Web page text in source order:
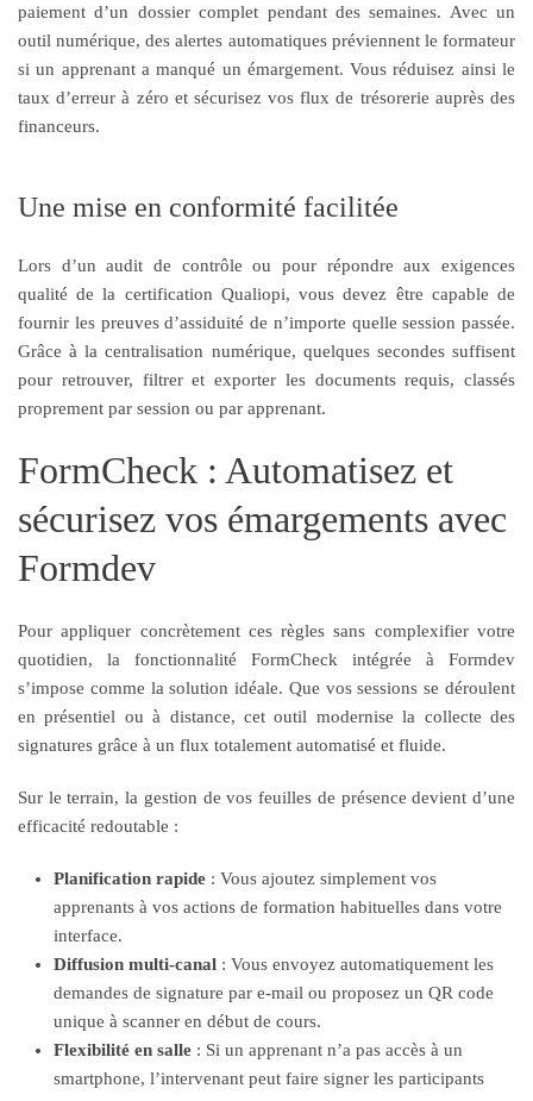
paiement d’un dossier complet pendant des semaines. Avec un
outil numérique, des alertes automatiques préviennent le formateur
si un apprenant a manqué un émargement. Vous réduisez ainsi le
taux d’erreur à zéro et sécurisez vos flux de trésorerie auprès des
financeurs.
Une mise en conformité facilitée
Lors d’un audit de contrôle ou pour répondre aux exigences
qualité de la certification Qualiopi, vous devez être capable de
fournir les preuves d’assiduité de n’importe quelle session passée.
Grâce à la centralisation numérique, quelques secondes suffisent
pour retrouver, filtrer et exporter les documents requis, classés
proprement par session ou par apprenant.
FormCheck : Automatisez et
sécurisez vos émargements avec
Formdev
Pour appliquer concrètement ces règles sans complexifier votre
quotidien, la fonctionnalité FormCheck intégrée à Formdev
s’impose comme la solution idéale. Que vos sessions se déroulent
en présentiel ou à distance, cet outil modernise la collecte des
signatures grâce à un flux totalement automatisé et fluide.
Sur le terrain, la gestion de vos feuilles de présence devient d’une
efficacité redoutable :
Planification rapide : Vous ajoutez simplement vos
apprenants à vos actions de formation habituelles dans votre
interface.
Diffusion multi-canal : Vous envoyez automatiquement les
demandes de signature par e-mail ou proposez un QR code
unique à scanner en début de cours.
Flexibilité en salle : Si un apprenant n’a pas accès à un
smartphone, l’intervenant peut faire signer les participants